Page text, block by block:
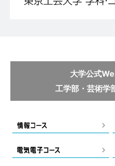
大学公式
工学部・芸術学